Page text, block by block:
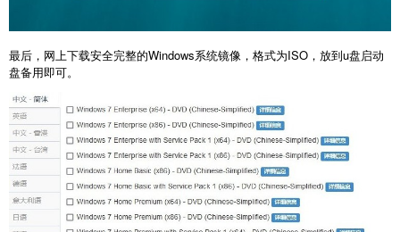
最后，网上下载安全完整的Windows系统镜像，格式为ISO，放到u盘启动
盘备用即可。